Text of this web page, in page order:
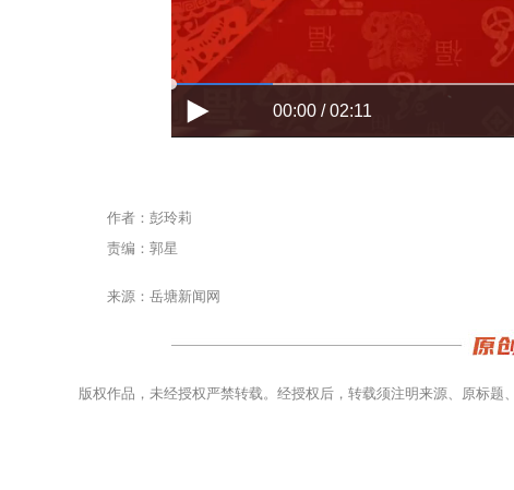
00:00 / 02:11
作者：彭玲莉
责编：郭星
来源：岳塘新闻网
版权作品，未经授权严禁转载。经授权后，转载须注明来源、原标题